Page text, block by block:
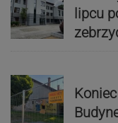
lipcu